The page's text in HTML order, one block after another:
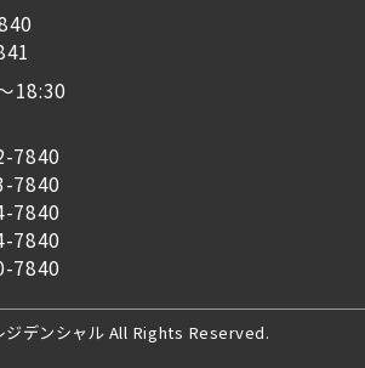
18:30
7840
7840
7840
7840
7840
ジデンシャル All Rights Reserved.